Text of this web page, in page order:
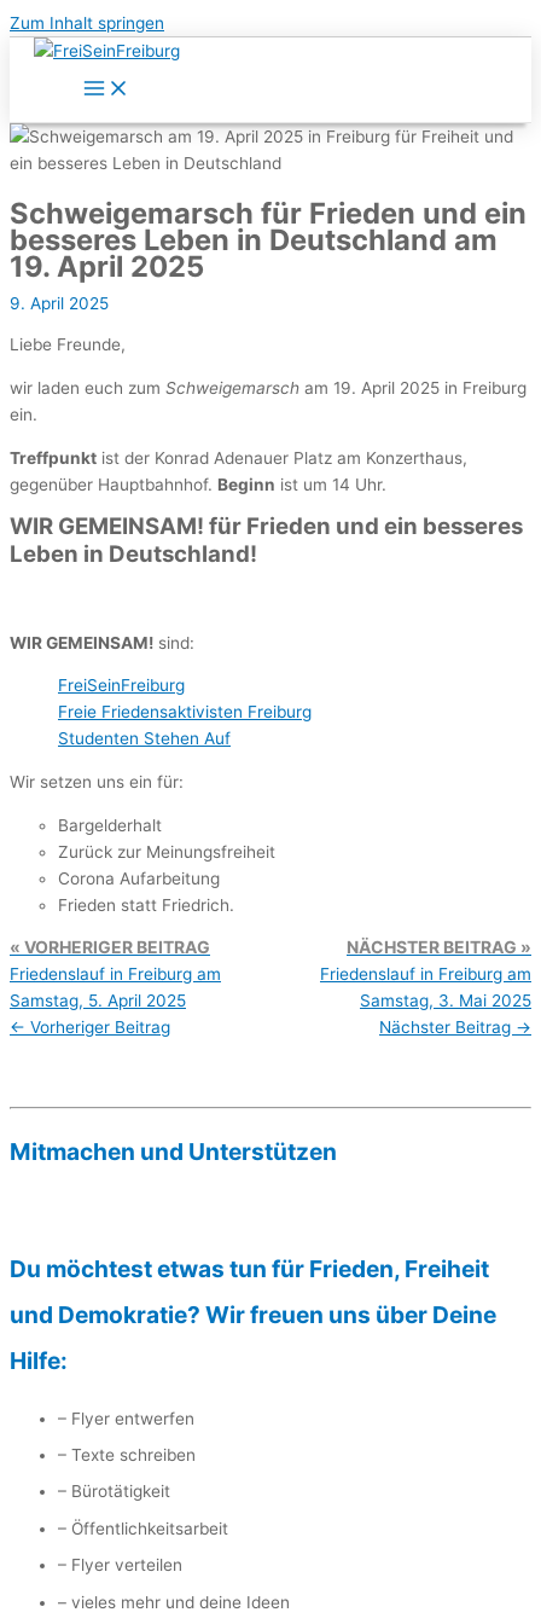
Zum Inhalt springen
Schweigemarsch für Frieden und ein
besseres Leben in Deutschland am
19. April 2025
9. April 2025
Liebe Freunde,
wir laden euch zum Schweigemarsch am 19. April 2025 in Freiburg
ein.
Treffpunkt ist der Konrad Adenauer Platz am Konzerthaus,
gegenüber Hauptbahnhof. Beginn ist um 14 Uhr.
WIR GEMEINSAM! für Frieden und ein besseres
Leben in Deutschland!
WIR GEMEINSAM! sind:
FreiSeinFreiburg
Freie Friedensaktivisten Freiburg
Studenten Stehen Auf
Wir setzen uns ein für:
Bargelderhalt
Zurück zur Meinungsfreiheit
Corona Aufarbeitung
Frieden statt Friedrich.
VORHERIGER BEITRAG
Friedenslauf in Freiburg am
Samstag, 5. April 2025
NÄCHSTER BEITRAG
Friedenslauf in Freiburg am
Samstag, 3. Mai 2025
← Vorheriger Beitrag Nächster Beitrag →
Mitmachen und Unterstützen
Du möchtest etwas tun für Frieden, Freiheit
und Demokratie? Wir freuen uns über Deine
Hilfe:
– Flyer entwerfen
– Texte schreiben
– Bürotätigkeit
– Öffentlichkeitsarbeit
– Flyer verteilen
– vieles mehr und deine Ideen